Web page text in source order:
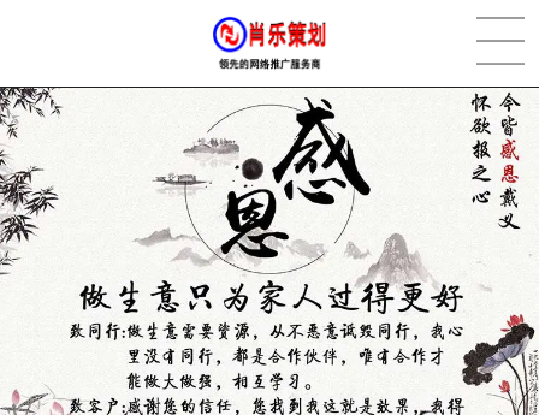
[2022-05-29] 实体门店如何做网络推广吸引客户，实体店网络营销技巧... 更多 >